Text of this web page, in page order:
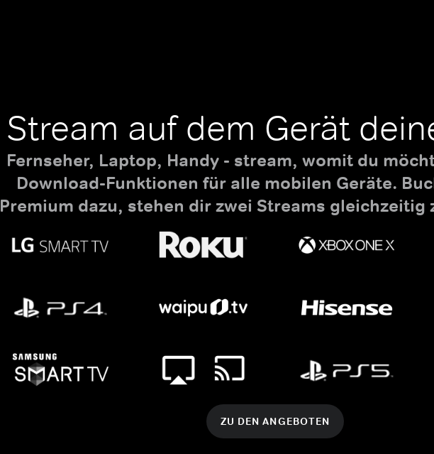
Stream auf dem Gerät
Fernseher, Laptop, Handy - stream, womit du
Download-Funktionen für alle mobilen Geräte.
Premium dazu, stehen dir zwei Streams gleichzeitig
ZU DEN ANGEBOTEN